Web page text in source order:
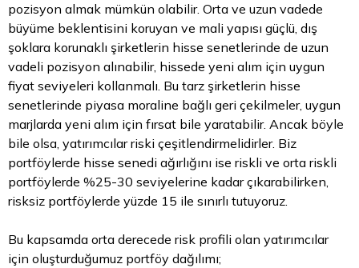
pozisyon almak mümkün olabilir. Orta ve uzun vadede
büyüme beklentisini koruyan ve mali yapısı güçlü, dış
şoklara korunaklı şirketlerin hisse senetlerinde de uzun
vadeli pozisyon alınabilir, hissede yeni alım için uygun
fiyat seviyeleri kollanmalı. Bu tarz şirketlerin hisse
senetlerinde piyasa moraline bağlı geri çekilmeler, uygun
marjlarda yeni alım için fırsat bile yaratabilir. Ancak böyle
bile olsa, yatırımcılar riski çeşitlendirmelidirler. Biz
portföylerde hisse senedi ağırlığını ise riskli ve orta riskli
portföylerde %25-30 seviyelerine kadar çıkarabilirken,
risksiz portföylerde yüzde 15 ile sınırlı tutuyoruz.
Bu kapsamda orta derecede risk profili olan yatırımcılar
için oluşturduğumuz portföy dağılımı;